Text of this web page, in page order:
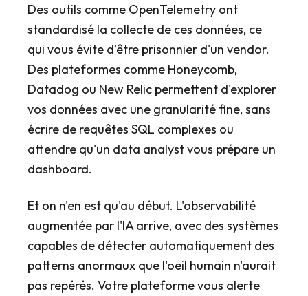
Des outils comme OpenTelemetry ont
standardisé la collecte de ces données, ce
qui vous évite d'être prisonnier d'un vendor.
Des plateformes comme Honeycomb,
Datadog ou New Relic permettent d'explorer
vos données avec une granularité fine, sans
écrire de requêtes SQL complexes ou
attendre qu'un data analyst vous prépare un
dashboard.
Et on n'en est qu'au début. L'observabilité
augmentée par l'IA arrive, avec des systèmes
capables de détecter automatiquement des
patterns anormaux que l'oeil humain n'aurait
pas repérés. Votre plateforme vous alerte